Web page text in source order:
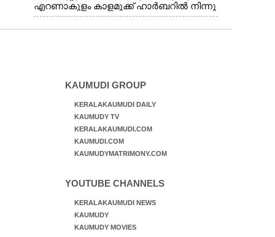
എറണാകുളം കാളമുക്ക് ഹാർബറിൽ നിന്നു
ള്ള കാഴ്ച
KAUMUDI GROUP
KERALAKAUMUDI DAILY
KAUMUDY TV
KERALAKAUMUDI.COM
KAUMUDI.COM
KAUMUDYMATRIMONY.COM
YOUTUBE CHANNELS
KERALAKAUMUDI NEWS
KAUMUDY
KAUMUDY MOVIES